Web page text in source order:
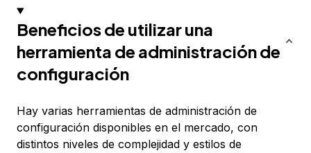
Beneficios de utilizar una
herramienta de administración de
configuración
Hay varias herramientas de administración de
configuración disponibles en el mercado, con
distintos niveles de complejidad y estilos de